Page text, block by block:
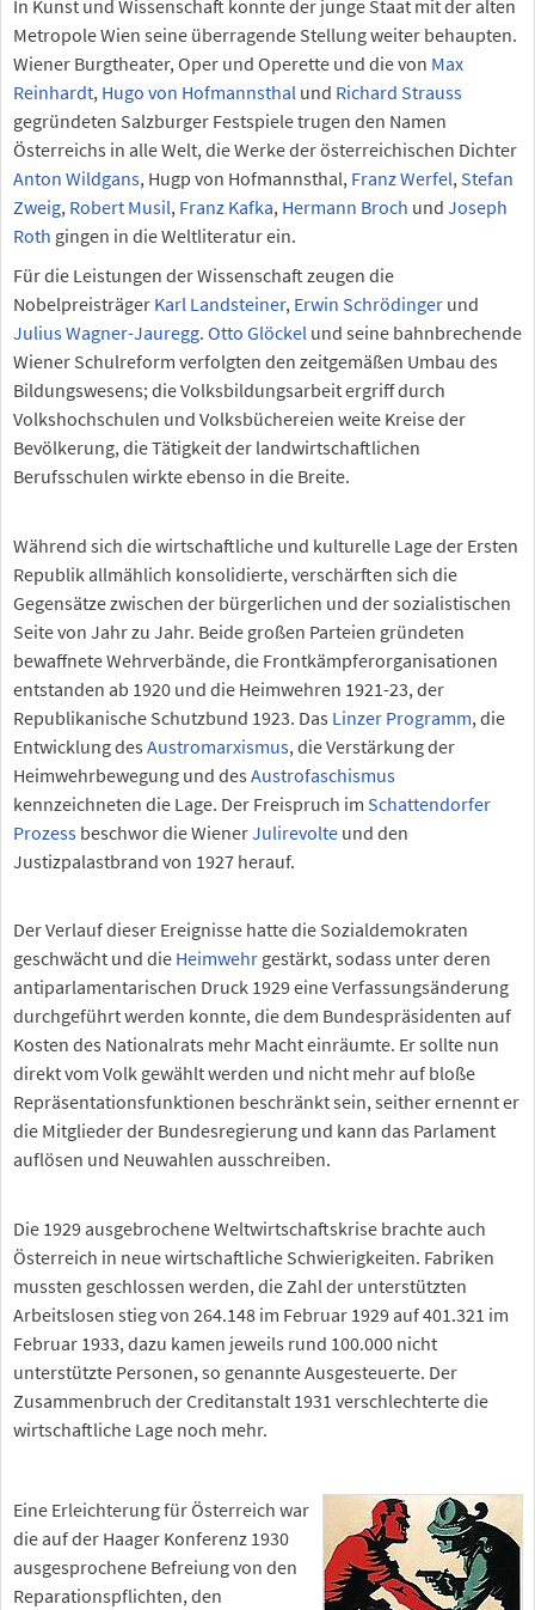
In Kunst und Wissenschaft konnte der junge Staat mit der alten
Metropole Wien seine überragende Stellung weiter behaupten.
Wiener Burgtheater, Oper und Operette und die von Max
Reinhardt, Hugo von Hofmannsthal und Richard Strauss
gegründeten Salzburger Festspiele trugen den Namen
Österreichs in alle Welt, die Werke der österreichischen Dichter
Anton Wildgans, Hugp von Hofmannsthal, Franz Werfel, Stefan
Zweig, Robert Musil, Franz Kafka, Hermann Broch und Joseph
Roth gingen in die Weltliteratur ein.
Für die Leistungen der Wissenschaft zeugen die
Nobelpreisträger Karl Landsteiner, Erwin Schrödinger und
Julius Wagner-Jauregg. Otto Glöckel und seine bahnbrechende
Wiener Schulreform verfolgten den zeitgemäßen Umbau des
Bildungswesens; die Volksbildungsarbeit ergriff durch
Volkshochschulen und Volksbüchereien weite Kreise der
Bevölkerung, die Tätigkeit der landwirtschaftlichen
Berufsschulen wirkte ebenso in die Breite.
Während sich die wirtschaftliche und kulturelle Lage der Ersten
Republik allmählich konsolidierte, verschärften sich die
Gegensätze zwischen der bürgerlichen und der sozialistischen
Seite von Jahr zu Jahr. Beide großen Parteien gründeten
bewaffnete Wehrverbände, die Frontkämpferorganisationen
entstanden ab 1920 und die Heimwehren 1921-23, der
Republikanische Schutzbund 1923. Das Linzer Programm, die
Entwicklung des Austromarxismus, die Verstärkung der
Heimwehrbewegung und des Austrofaschismus
kennzeichneten die Lage. Der Freispruch im Schattendorfer
Prozess beschwor die WienerJulirevolte und den
Justizpalastbrand von 1927 herauf.
Der Verlauf dieser Ereignisse hatte die Sozialdemokraten
geschwächt und die Heimwehr gestärkt, sodass unter deren
antiparlamentarischen Druck 1929 eine Verfassungsänderung
durchgeführt werden konnte, die dem Bundespräsidenten auf
Kosten des Nationalrats mehr Macht einräumte. Er sollte nun
direkt vom Volk gewählt werden und nicht mehr auf bloße
Repräsentationsfunktionen beschränkt sein, seither ernennt er
die Mitglieder der Bundesregierung und kann das Parlament
auflösen und Neuwahlen ausschreiben.
Die 1929 ausgebrochene Weltwirtschaftskrise brachte auch
Österreich in neue wirtschaftliche Schwierigkeiten. Fabriken
mussten geschlossen werden, die Zahl der unterstützten
Arbeitslosen stieg von 264.148 im Februar 1929 auf 401.321 im
Februar 1933, dazu kamen jeweils rund 100.000 nicht
unterstützte Personen, so genannte Ausgesteuerte. Der
Zusammenbruch der Creditanstalt 1931 verschlechterte die
wirtschaftliche Lage noch mehr.
Eine Erleichterung für Österreich war
die auf der Haager Konferenz 1930
ausgesprochene Befreiung von den
Reparationspflichten, den